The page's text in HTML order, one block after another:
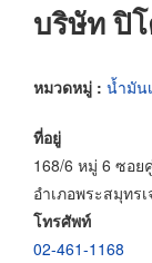
บริษัท ปิ
หมวดหมู่ : น้ำมัน
ที่อยู่
168/6 หมู่ 6 ซอ
อำเภอพระสมุทร
โทรศัพท์
02-461-1168